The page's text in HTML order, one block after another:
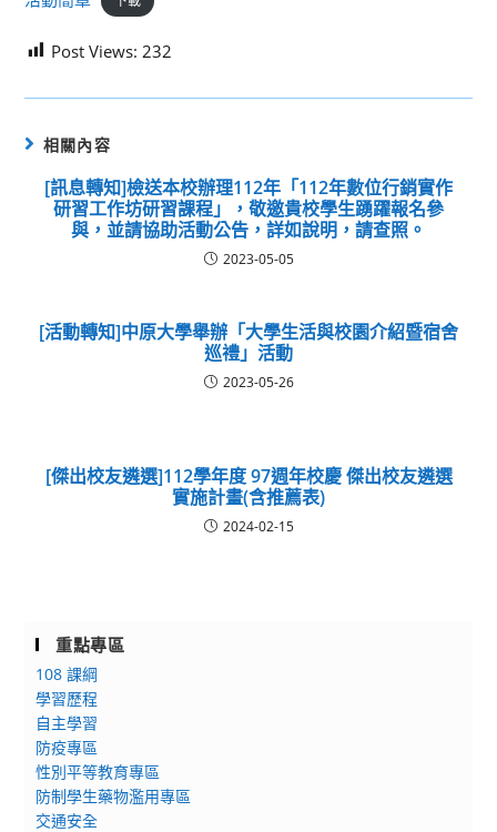
Post Views: 232
相關內容
[訊息轉知]檢送本校辦理112年「112年數位行銷實作
研習工作坊研習課程」，敬邀貴校學生踴躍報名參
與，並請協助活動公告，詳如說明，請查照。
2023-05-05
[活動轉知]中原大學舉辦「大學生活與校園介紹暨宿舍
巡禮」活動
2023-05-26
[傑出校友遴選]112學年度 97週年校慶 傑出校友遴選
實施計畫(含推薦表)
2024-02-15
重點專區
108 課綱
學習歷程
自主學習
防疫專區
性別平等教育專區
防制學生藥物濫用專區
交通安全